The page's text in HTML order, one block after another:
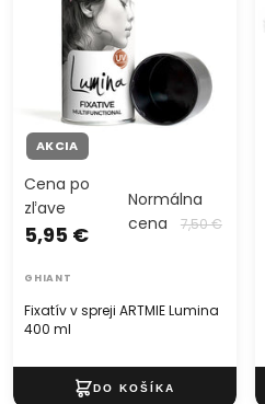
AKCIA
Fixatív v spreji ARTMIE Lumina
400 ml
Cena po
zľave
5,95 €
Normálna
cena
7,50 €
GHIANT